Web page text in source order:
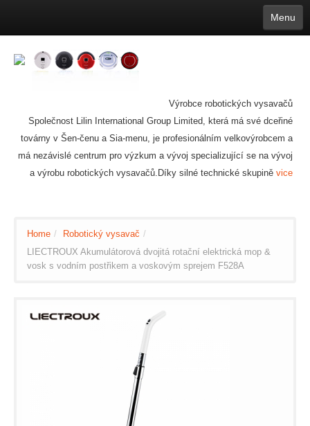
Menu
Deutsch
Português 日本語
Mongolian bāṅlā Norsk
Türkçe
Ўзбек тили
india Tiếng Việt íslenska Estonia
Bulgarian
Ukrainian Slovenčina
Výrobce robotických vysavačů
Společnost Lilin International Group Limited, která má své dceřiné
továrny v Šen-čenu a Sia-menu, je profesionálním velkovýrobcem a
má nezávislé centrum pro výzkum a vývoj specializující se na vývoj
a výrobu robotických vysavačů.Díky silné technické skupině vice
Home / Robotický vysavač /
LIECTROUX Akumulátorová dvojitá rotační elektrická mop &
vosk s vodním postřikem a voskovým sprejem F528A